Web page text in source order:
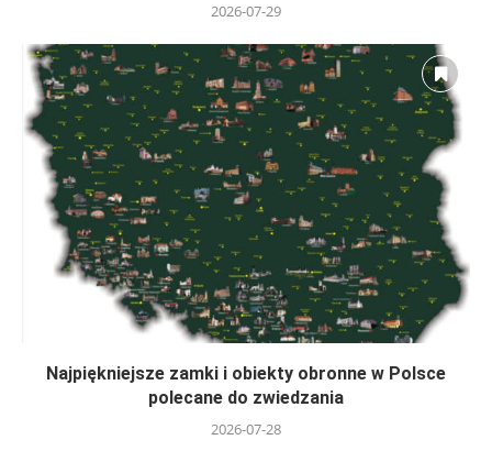
2026-07-29
Najpiękniejsze zamki i obiekty obronne w Polsce
polecane do zwiedzania
2026-07-28